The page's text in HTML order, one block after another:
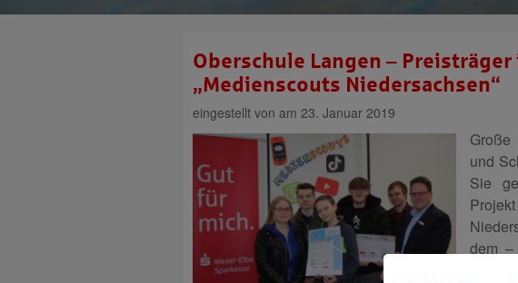
Oberschule Langen –
„Medienscouts Niedersachsen“
eingestellt von am 23. Januar 2019
und
Sie
dem –